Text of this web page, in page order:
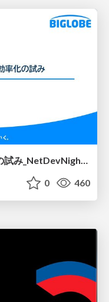
0 460